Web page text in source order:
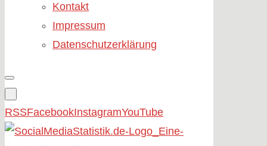
Kontakt
Impressum
Datenschutzerklärung
RSSFacebookInstagramYouTube